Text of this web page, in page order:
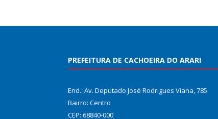
PREFEITURA DE CACHOEIRA DO ARARI
End.: Av. Deputado José Rodrigues Viana, 785
Bairro: Centro
CEP: 68840-000